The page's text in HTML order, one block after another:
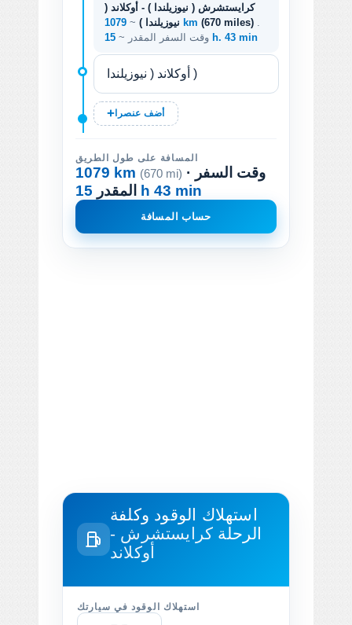
كرايستشرش ( نيوزيلندا ) - أوكلاند (
نيوزيلندا ) ~ 1079 km (670 miles)
وقت السفر المقدر ~ 15 h. 43 min
أضف عنصرا
المسافة على طول الطريق
1079 km (670 mi) · وقت السفر
المقدر 15 h 43 min
حساب المسافة
استهلاك الوقود وكلفة
الرحلة كرايستشرش -
أوكلاند
استهلاك الوقود في سيارتك